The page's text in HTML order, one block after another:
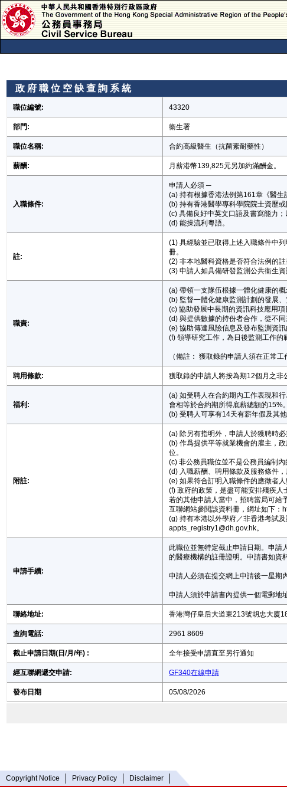
政 府 職 位 空 缺 查 詢 系 統
政 府 職 位 空 缺 查 詢 系 統
職位編號: 43320
部門: 衞生署
職位名稱: 合約高級醫生（抗菌素耐藥性）
薪酬: 月薪港幣139,825元另加約滿酬金。
入職條件:
申請人必須 ─
(a) 持有根據香港法例第161章《醫生
(b) 持有香港醫學專科學院院士資歷或
(c) 具備良好中英文口語及書寫能力；
(d) 能操流利粵語。
註:
(1) 具經驗並已取得上述入職條件中
冊。
(2) 非本地醫科資格是否符合法例的
(3) 申請人如具備研發監測公共衞生
職責:
(a) 帶領一支隊伍根據一體化健康的
(b) 監督一體化健康監測計劃的發展
(c) 協助發展中長期的資訊科技應用
(d) 與提供數據的持份者合作，從不
(e) 協助傳達風險信息及發布監測資
(f) 領導研究工作，為日後監測工作的
（備註： 獲取錄的申請人須在正常
聘用條款: 獲取錄的申請人將按為期12個月之非
福利:
(a) 如受聘人在合約期內工作表現和
會相等於合約期所得底薪總額的15%。
(b) 受聘人可享有14天有薪年假及其
附註:
(a) 除另有指明外，申請人於獲聘時
(b) 作爲提供平等就業機會的雇主，
位。
(c) 非公務員職位並不是公務員編制
(d) 入職薪酬、聘用條款及服務條件，
(e) 如果符合訂明入職條件的應徵者
(f) 政府的政策，是盡可能安排殘疾
若的其他申請人當中，招聘當局可給
互聯網站參閱該資料冊，網址如下：
(g) 持有本港以外學府／非香港考試
appts_registry1@dh.gov.hk。
申請手續:
此職位並無特定截止申請日期。申請
的醫療機構的註冊證明。申請書如資
申請人必須在提交網上申請後一星期
申請人須於申請書內提供一個電郵地
聯絡地址: 香港灣仔皇后大道東213號胡忠大廈
查詢電話: 2961 8609
截止申請日期(日/月/年) : 全年接受申請直至另行通知
經互聯網遞交申請: GF340在線申請
發布日期 05/08/2026
Copyright Notice Privacy Policy Disclaimer